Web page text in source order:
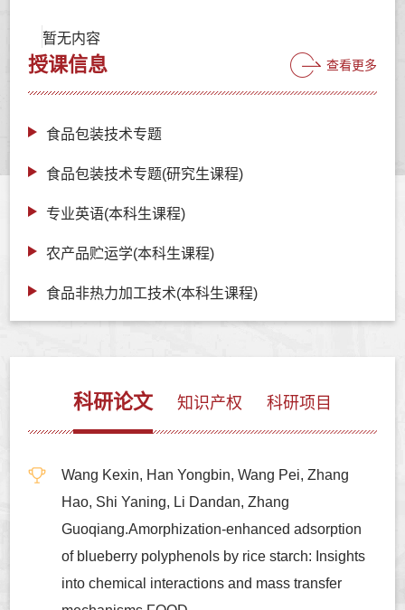
暂无内容
授课信息 查看更多
食品包装技术专题
食品包装技术专题(研究生课程)
专业英语(本科生课程)
农产品贮运学(本科生课程)
食品非热力加工技术(本科生课程)
科研论文 知识产权 科研项目
Wang Kexin, Han Yongbin, Wang Pei, Zhang
Hao, Shi Yaning, Li Dandan, Zhang
Guoqiang.Amorphization-enhanced adsorption
of blueberry polyphenols by rice starch: Insights
into chemical interactions and mass transfer